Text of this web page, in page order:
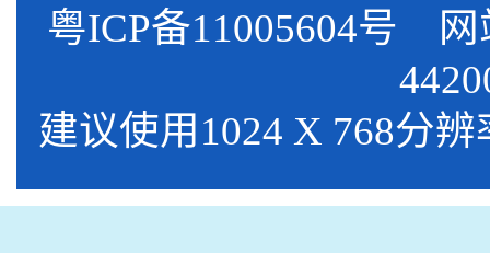
粤ICP备11005604号 网
建议使用1024 X 768分